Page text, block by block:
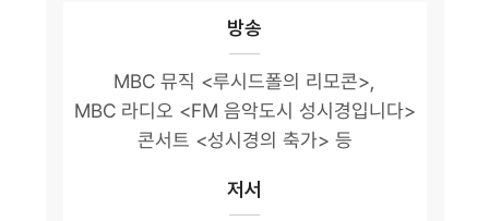
방송
MBC 뮤직 <루시드폴의 리모콘>,
MBC 라디오 <FM 음악도시 성시경입니다>
콘서트 <성시경의 축가> 등
저서